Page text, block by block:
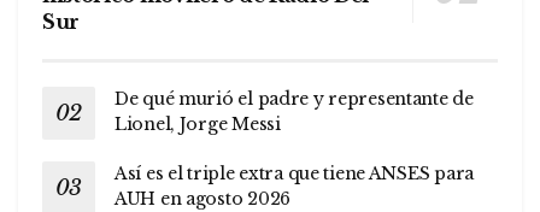
Sur
De qué murió el padre y representante de
Lionel, Jorge Messi
Así es el triple extra que tiene ANSES para
AUH en agosto 2026